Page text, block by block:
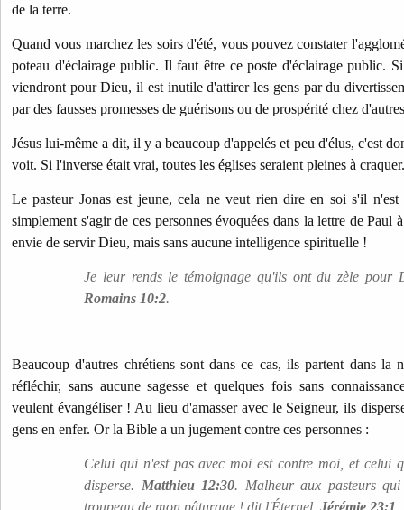
de la terre.
Quand vous marchez les soirs d'été, vous pouvez constater
poteau d'éclairage public. Il faut être ce poste d'éclairage public.
viendront pour Dieu, il est inutile d'attirer les gens par du
par des fausses promesses de guérisons ou de prospérité chez
Jésus lui-même a dit, il y a beaucoup d'appelés et peu d'élus, c'est
voit. Si l'inverse était vrai, toutes les églises seraient pleines à
Le pasteur Jonas est jeune, cela ne veut rien dire en soi s'il
simplement s'agir de ces personnes évoquées dans la lettre de Paul
envie de servir Dieu, mais sans aucune intelligence spirituelle !
Je leur rends le témoignage qu'ils ont du zèle pour
Romains 10:2.
Beaucoup d'autres chrétiens sont dans ce cas, ils partent dans la
réfléchir, sans aucune sagesse et quelques fois sans
veulent évangéliser ! Au lieu d'amasser avec le Seigneur, ils
gens en enfer. Or la Bible a un jugement contre ces personnes :
Celui qui n'est pas avec moi est contre moi, et celui
disperse. Matthieu 12:30. Malheur aux pasteurs
troupeau de mon pâturage ! dit l'Éternel. Jérémie 23:1.